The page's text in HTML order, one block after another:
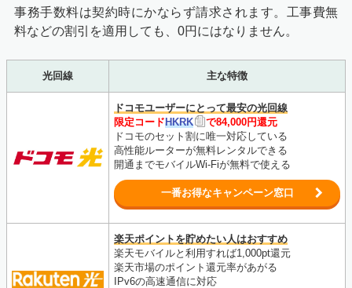
事務手数料は契約時にかならず請求されます。工事費無
料などの割引を適用しても、0円にはなりません。
光回線 主な特徴
ドコモユーザーにとって最安の光回線
限定コードHKRK
で84,000円還元
ドコモのセット割に唯一対応している
高性能ルーターが無料レンタルできる
開通までモバイルWi-Fiが無料で使える
一番お得なキャンペーン窓口
楽天ポイントを貯めたい人はおすすめ
楽天モバイルと利用すれば1,000pt還元
楽天市場のポイント還元率があがる
IPv6の高速通信に対応